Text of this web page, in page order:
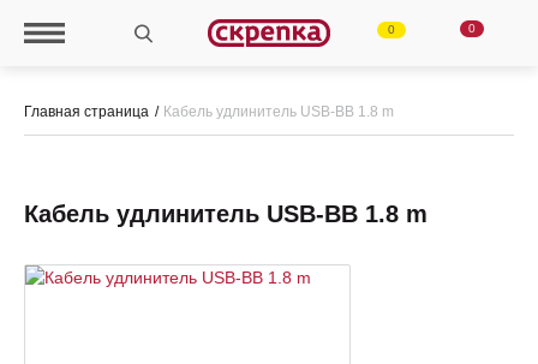
0 0
Главная страница Кабель удлинитель USB-BB 1.8 m
Кабель удлинитель USB-BB 1.8 m